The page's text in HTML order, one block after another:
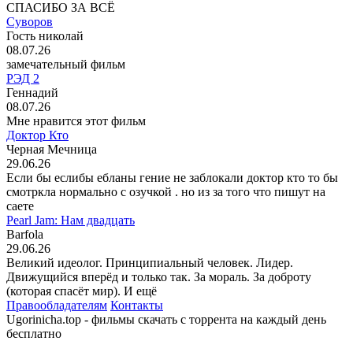
СПАСИБО ЗА ВСЁ
Суворов
Гость николай
08.07.26
замечательный фильм
РЭД 2
Геннадий
08.07.26
Мне нравится этот фильм
Доктор Кто
Черная Мечница
29.06.26
Если бы еслибы ебланы гение не заблокали доктор кто то бы
смотркла нормально с озучкой . но из за того что пишут на
саете
Pearl Jam: Нам двадцать
Barfola
29.06.26
Великий идеолог. Принципиальный человек. Лидер.
Движущийся вперёд и только так. За мораль. За доброту
(которая спасёт мир). И ещё
Правообладателям Контакты
Ugorinicha.top - фильмы скачать с торрента на каждый день
бесплатно